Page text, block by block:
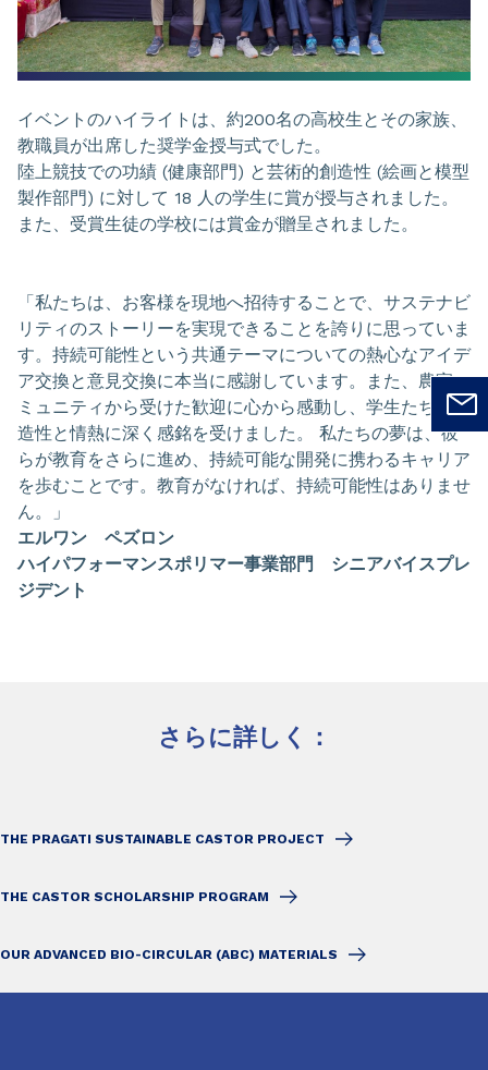
イベントのハイライトは、約200名の高校生とその家族、
教職員が出席した奨学金授与式でした。
陸上競技での功績 (健康部門) と芸術的創造性 (絵画と模型
製作部門) に対して 18 人の学生に賞が授与されました。
また、受賞生徒の学校には賞金が贈呈されました。
「私たちは、お客様を現地へ招待することで、サステナビ
リティのストーリーを実現できることを誇りに思っていま
す。持続可能性という共通テーマについての熱心なアイデ
ア交換と意見交換に本当に感謝しています。また、農家コ
ミュニティから受けた歓迎に心から感動し、学生たちの創
造性と情熱に深く感銘を受けました。 私たちの夢は、彼
らが教育をさらに進め、持続可能な開発に携わるキャリア
を歩むことです。教育がなければ、持続可能性はありませ
ん。」
エルワン ペズロン
ハイパフォーマンスポリマー事業部門 シニアバイスプレ
ジデント
さらに詳しく：
THE PRAGATI SUSTAINABLE CASTOR PROJECT
THE CASTOR SCHOLARSHIP PROGRAM
OUR ADVANCED BIO-CIRCULAR (ABC) MATERIALS